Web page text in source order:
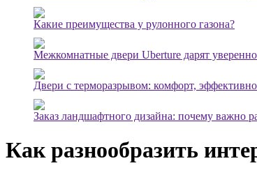
Какие преимущества у рулонного газона?
Межкомнатные двери Uberture дарят
Двери с терморазрывом: комфорт,
Заказ ландшафтного дизайна: почему важно
Как разнообразить